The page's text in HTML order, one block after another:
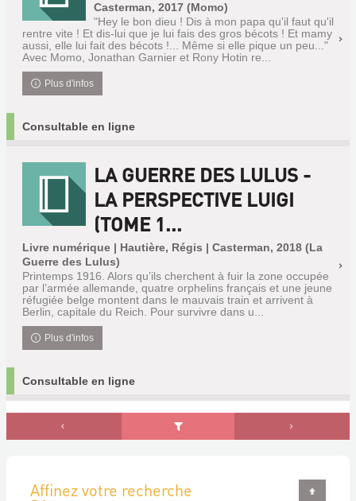
Casterman, 2017 (Momo)
"Hey le bon dieu ! Dis à mon papa qu'il faut qu'il
rentre vite ! Et dis-lui que je lui fais des gros bécots ! Et mamy
aussi, elle lui fait des bécots !... Même si elle pique un peu..."
Avec Momo, Jonathan Garnier et Rony Hotin re...
Plus d'infos
Consultable en ligne
LA GUERRE DES LULUS -
LA PERSPECTIVE LUIGI
(TOME 1...
Livre numérique | Hautière, Régis | Casterman, 2018 (La
Guerre des Lulus)
Printemps 1916. Alors qu’ils cherchent à fuir la zone occupée
par l’armée allemande, quatre orphelins français et une jeune
réfugiée belge montent dans le mauvais train et arrivent à
Berlin, capitale du Reich. Pour survivre dans u...
Plus d'infos
Consultable en ligne
Affinez votre recherche